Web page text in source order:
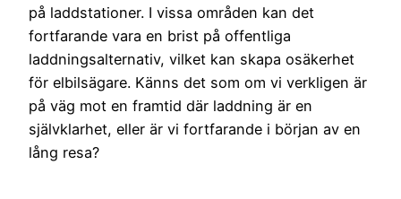
på laddstationer. I vissa områden kan det
fortfarande vara en brist på offentliga
laddningsalternativ, vilket kan skapa osäkerhet
för elbilsägare. Känns det som om vi verkligen är
på väg mot en framtid där laddning är en
självklarhet, eller är vi fortfarande i början av en
lång resa?